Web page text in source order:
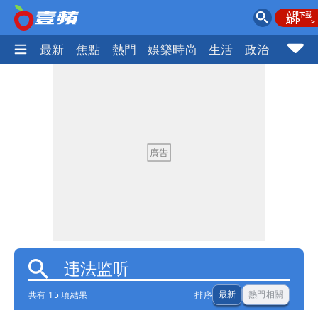
最新 焦點 熱門 娛樂時尚 生活 政治 社會
共有 15 項結果 排序 最新 熱門相關